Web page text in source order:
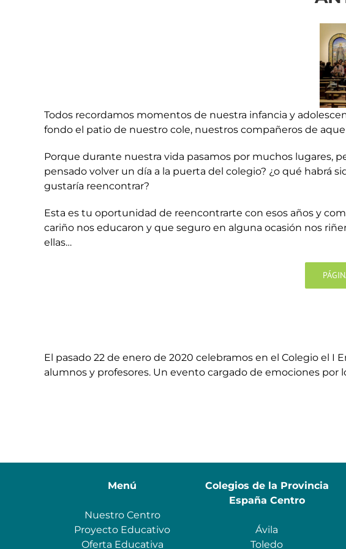
Todos recordamos momentos de nuestra infancia y
fondo el patio de nuestro cole, nuestros compañeros de
Porque durante nuestra vida pasamos por muchos lugares,
pensado volver un día a la puerta del colegio? ¿o qué habrá
gustaría reencontrar?
Esta es tu oportunidad de reencontrarte con esos años y
cariño nos educaron y que seguro en alguna ocasión nos
ellas…
El pasado 22 de enero de 2020 celebramos en el Colegio el
alumnos y profesores. Un evento cargado de emociones
Menú
Nuestro Centro
Proyecto Educativo
Oferta Educativa
Colegios de la Provincia
España Centro
Ávila
Toledo